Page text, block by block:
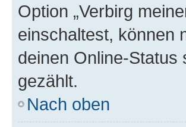
Option „Verbirg
einschaltest, können
deinen Online-
gezählt.
Nach oben